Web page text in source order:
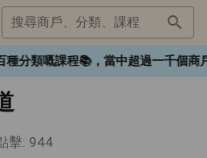
搜尋商戶、分類、課程
類嘅課程📚，當中超過一千個商
擊: 944